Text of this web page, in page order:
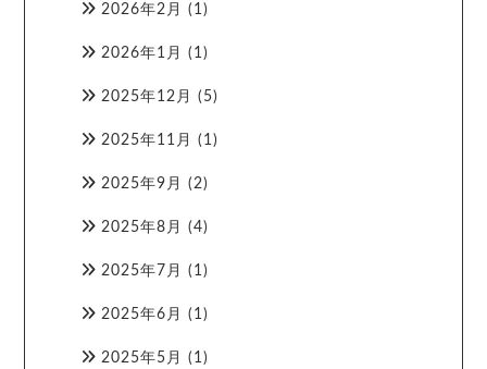
2026年2月 (1)
2026年1月 (1)
2025年12月 (5)
2025年11月 (1)
2025年9月 (2)
2025年8月 (4)
2025年7月 (1)
2025年6月 (1)
2025年5月 (1)